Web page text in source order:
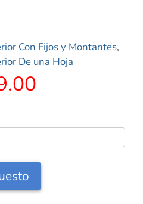
Con Fijos y Montantes,
De una Hoja